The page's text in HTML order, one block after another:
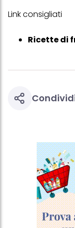
Link consigliati
Ricette di